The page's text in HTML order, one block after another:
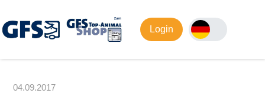
Login
04.09.2017